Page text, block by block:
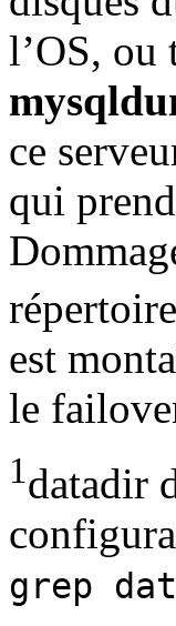
l’OS, ou
ce
qui
répertoire
est
le
1datadir
grep